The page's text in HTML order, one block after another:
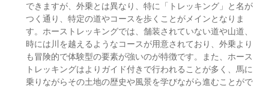
できますが、外乗とは異なり、特に「トレッキング」と名が
つく通り、特定の道やコースを歩くことがメインとなりま
す。ホーストレッキングでは、舗装されていない道や山道、
時には川を越えるようなコースが用意されており、外乗より
も冒険的で体験型の要素が強いのが特徴です。また、ホース
トレッキングはよりガイド付きで行われることが多く、馬に
乗りながらその土地の歴史や風景を学びながら進むことがで